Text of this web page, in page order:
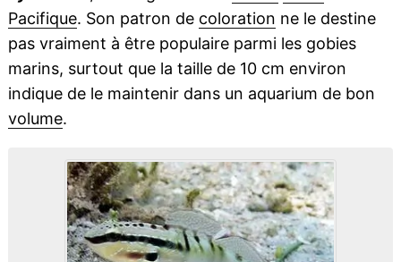
Pacifique. Son patron de coloration ne le destine
pas vraiment à être populaire parmi les gobies
marins, surtout que la taille de 10 cm environ
indique de le maintenir dans un aquarium de bon
volume.